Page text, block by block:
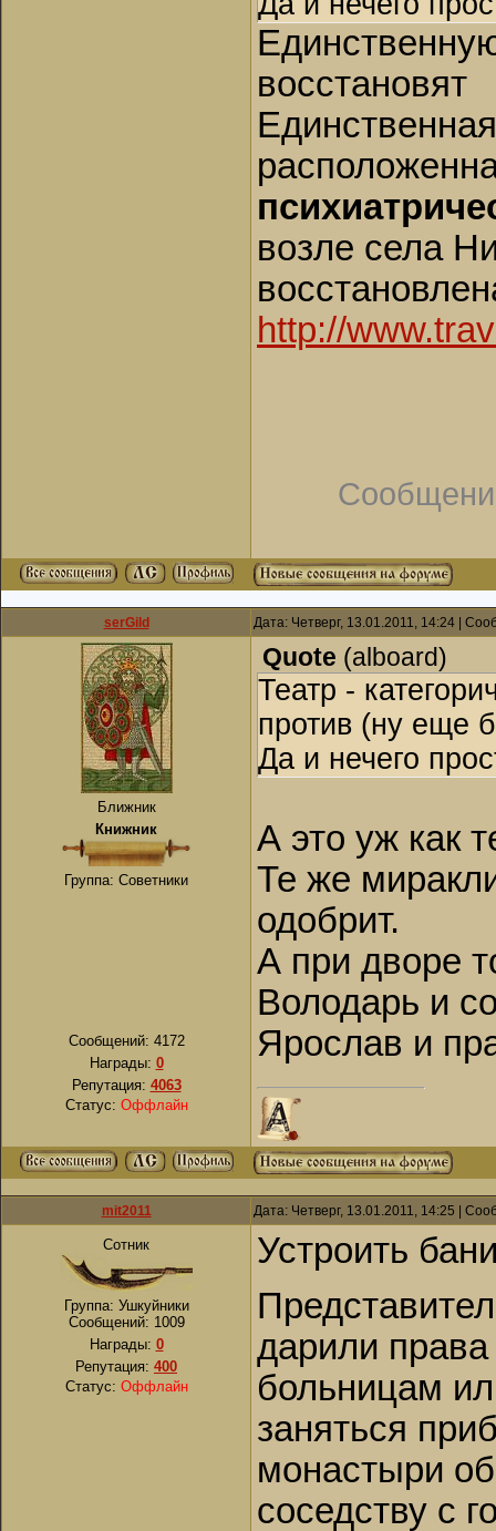
восстановят
возле села
http://
serGild Дата: Четверг, 13.01.2011, 14:24 |
Ближник
Книжник
Группа: Советники
Сообщений: 4172
Награды: 0
Репутация: 4063
Статус: Оффлайн
Quote (alboard)
Театр -
против (ну еще
Да и нечего
А это уж как
Те же
одобрит.
А при дворе
Володарь и
Ярослав и
mit2011 Дата: Четверг, 13.01.2011, 14:25 |
Сотник
Группа: Ушкуйники
Сообщений: 1009
Награды: 0
Репутация: 400
Статус: Оффлайн
Устроить
дарили
больницам
заняться
монастыри
соседству с